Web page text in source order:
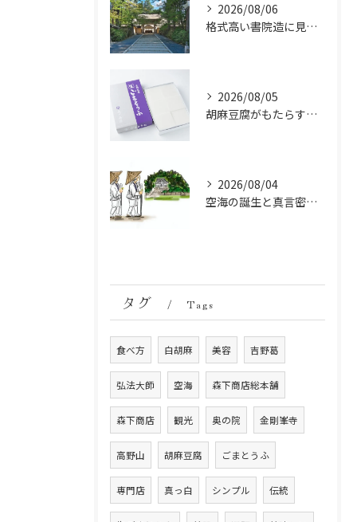
2026/08/06
格式高い書院造に見る金剛峯寺の中世から近世への変遷
2026/08/05
胡麻豆腐がもたらす美肌の秘密：ビタミンEと抗酸化成分の力
2026/08/04
空海の誕生と真言密教の始まり：お遍路伝説の起点
タグ Tags
食べ方 白胡麻 美容 吉野葛
弘法大師 空海 森下商店総本舗
森下商店 観光 奥の院 金剛峯寺
高野山 胡麻豆腐 ごまとうふ
専門店 真っ白 シンプル 伝統